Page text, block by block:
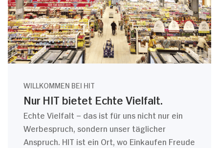
WILLKOMMEN BEI HIT
Nur HIT bietet Echte Vielfalt.
Echte Vielfalt – das ist für uns nicht nur ein
Werbespruch, sondern unser täglicher
Anspruch. HIT ist ein Ort, wo Einkaufen Freude